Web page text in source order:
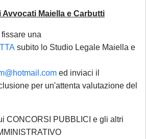
Maiella e Carbutti
una
subito lo Studio Legale Maiella e
ed inviaci il
per un'attenta valutazione del
CONCORSI PUBBLICI e gli altri
delle indagini ex
e osservazioni con
scadenza ricadente nel
chiusura,
tempestivamente alla
La invitiamo a descrivere
la situazione in una